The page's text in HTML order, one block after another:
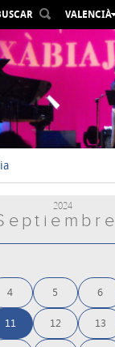
VALENCIÀ
ESPAÑOL
ENGLISH
DEUTSCH
РУССКИЙ
2024
4 5 6
11 12 13